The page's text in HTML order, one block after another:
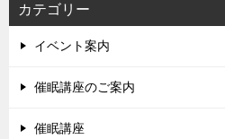
カテゴリー
イベント案内
催眠講座のご案内
催眠講座